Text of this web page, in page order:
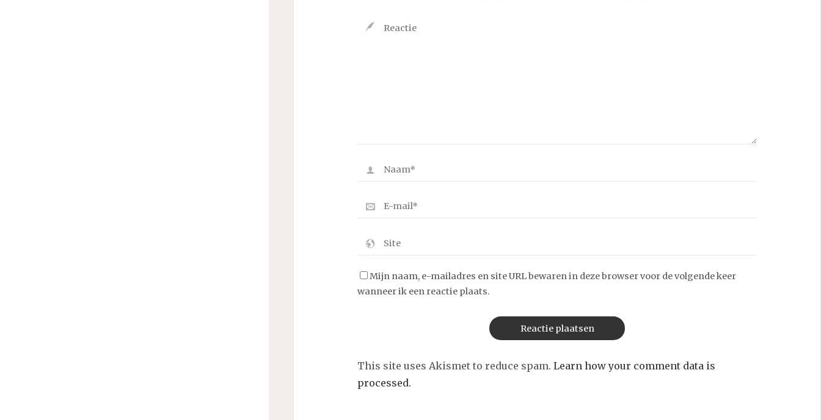
Mijn naam, e-mailadres en site URL bewaren in deze browser voor de volgende keer
wanneer ik een reactie plaats.
This site uses Akismet to reduce spam. Learn how your comment data is
processed.